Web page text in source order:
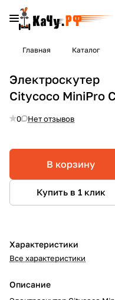
Главная Каталог
Электроскутер
Citycoco MiniPro
0 Нет отзывов
В корзину
Купить в 1 клик
Характеристики
Все характеристики
Описание